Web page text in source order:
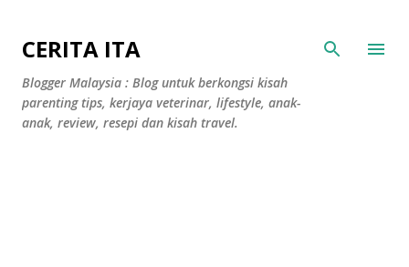
CERITA ITA
Blogger Malaysia : Blog untuk berkongsi kisah
parenting tips, kerjaya veterinar, lifestyle, anak-
anak, review, resepi dan kisah travel.